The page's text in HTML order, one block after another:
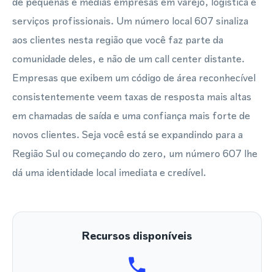
serviços profissionais. Um número local 607 sinaliza
aos clientes nesta região que você faz parte da
comunidade deles, e não de um call center distante.
Empresas que exibem um código de área reconhecível
consistentemente veem taxas de resposta mais altas
em chamadas de saída e uma confiança mais forte de
novos clientes. Seja você está se expandindo para a
Região Sul ou começando do zero, um número 607 lhe
dá uma identidade local imediata e credível.
Recursos disponíveis